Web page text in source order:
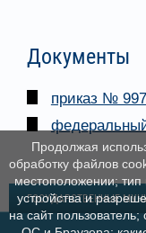
Документы
приказ №
ГОСУДАРСТВЕННЫЕ
Продолжая
обработку файлов
местоположении; тип
устройства и
на сайт пользователь;